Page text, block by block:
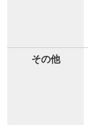
その他